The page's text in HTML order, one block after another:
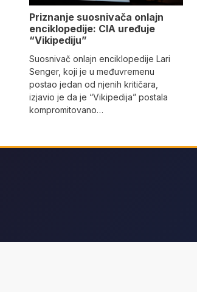
Priznanje suosnivača onlajn
enciklopedije: CIA uređuje
“Vikipediju”
Suosnivač onlajn enciklopedije Lari
Senger, koji je u međuvremenu
postao jedan od njenih kritičara,
izjavio je da je “Vikipedija” postala
kompromitovano…